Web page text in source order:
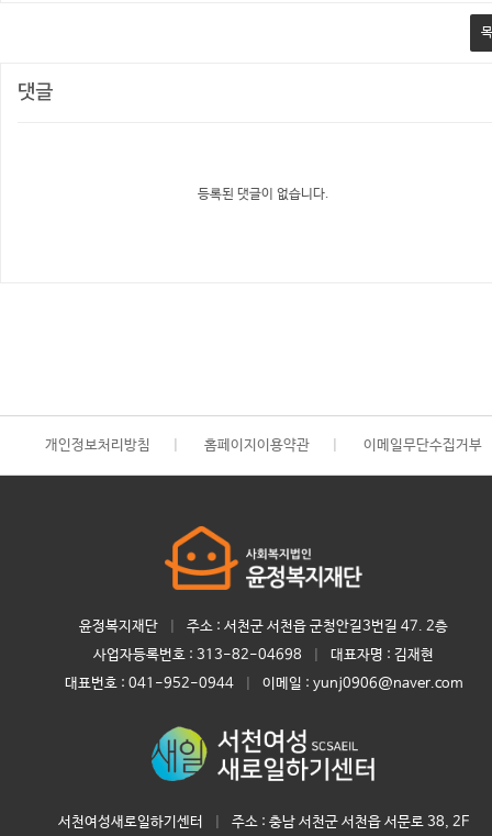
댓글
등록된 댓글이 없습니다.
개인정보처리방침 홈페이지이용약관 이메일무단수집거부
윤정복지재단
주소 : 서천군 서천읍 군청안길3번길 47. 2층
사업자등록번호 : 313-82-04698 대표자명 : 김재현
대표번호 : 041-952-0944 이메일 : yunj0906@naver.com
서천여성새로일하기센터
주소 : 충남 서천군 서천읍 서문로 38, 2F